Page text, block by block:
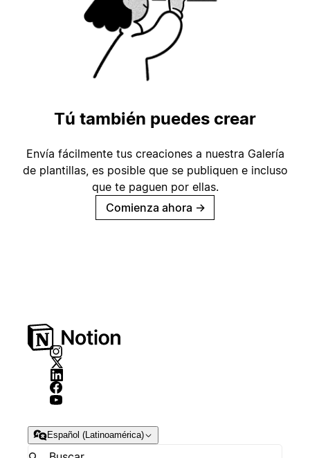
Tú también puedes crear
Envía fácilmente tus creaciones a nuestra Galería
de plantillas, es posible que se publiquen e incluso
que te paguen por ellas.
Comienza ahora →
Español (Latinoamérica)